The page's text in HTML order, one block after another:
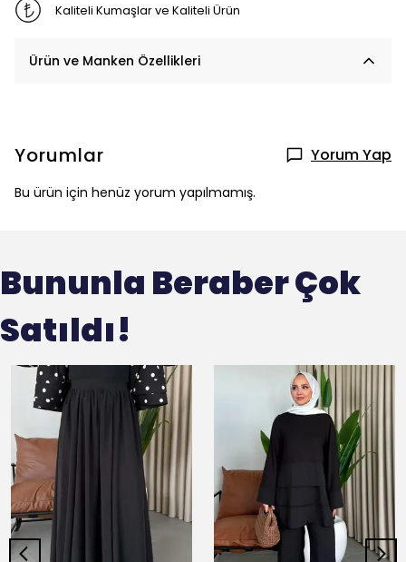
Kaliteli Kumaşlar ve Kaliteli Ürün
Ürün ve Manken Özellikleri
Yorumlar Yorum Yap
Bu ürün için henüz yorum yapılmamış.
Bununla Beraber Çok
Satıldı!